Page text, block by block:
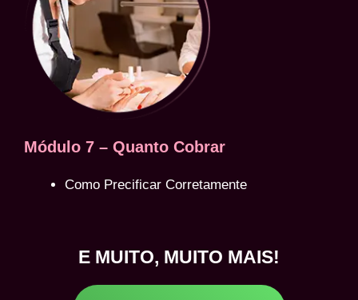
Módulo 7 – Quanto Cobrar
Como Precificar Corretamente
E MUITO, MUITO MAIS!